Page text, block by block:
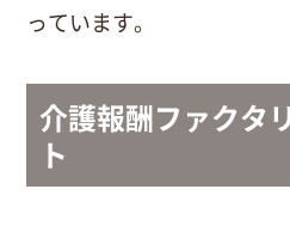
っています。
介護報酬ファクタ
ト